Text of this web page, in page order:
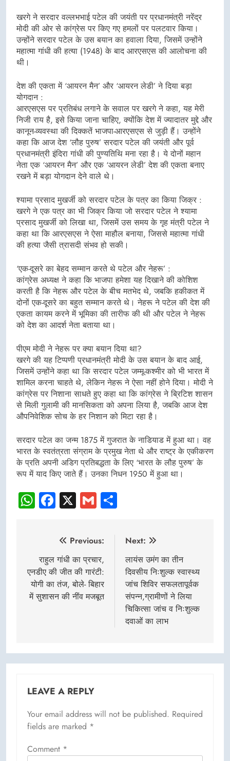
खरगे ने सरदार वल्लभभाई पटेल की जयंती पर प्रधानमंत्री नरेंद्र
मोदी की ओर से कांग्रेस पर किए गए हमलों पर पलटवार किया।
उन्होंने सरदार पटेल के उस बयान का हवाला दिया, जिसमें उन्होंने
महात्मा गांधी की हत्या (1948) के बाद आरएसएस की आलोचना की
थी।
देश की एकता में ‘आयरन मैन’ और ‘आयरन लेडी’ ने दिया बड़ा
योगदान :
आरएसएस पर प्रतिबंध लगाने के सवाल पर खरगे ने कहा, यह मेरी
निजी राय है, इसे किया जाना चाहिए, क्योंकि देश में ज्यादातर मुद्दे और
कानून-व्यवस्था की दिक्कतें भाजपा-आरएसएस से जुड़ी हैं। उन्होंने
कहा कि आज देश ‘लौह पुरुष’ सरदार पटेल की जयंती और पूर्व
प्रधानमंत्री इंदिरा गांधी की पुण्यतिथि मना रहा है। ये दोनों महान
नेता एक ‘आयरन मैन’ और एक ‘आयरन लेडी’ देश की एकता बनाए
रखने में बड़ा योगदान देने वाले थे।
श्यामा प्रसाद मुखर्जी को सरदार पटेल के पत्र का किया जिक्र :
खरगे ने एक पत्र का भी जिक्र किया जो सरदार पटेल ने श्यामा
प्रसाद मुखर्जी को लिखा था, जिसमें उस समय के गृह मंत्री पटेल ने
कहा था कि आरएसएस ने ऐसा माहौल बनाया, जिससे महात्मा गांधी
की हत्या जैसी त्रासदी संभव हो सकी।
‘एक-दूसरे का बेहद सम्मान करते थे पटेल और नेहरू’ :
कांग्रेस अध्यक्ष ने कहा कि भाजपा हमेशा यह दिखाने की कोशिश
करती है कि नेहरू और पटेल के बीच मतभेद थे, जबकि हकीकत में
दोनों एक-दूसरे का बहुत सम्मान करते थे। नेहरू ने पटेल की देश की
एकता कायम करने में भूमिका की तारीफ की थी और पटेल ने नेहरू
को देश का आदर्श नेता बताया था।
पीएम मोदी ने नेहरू पर क्या बयान दिया था?
खरगे की यह टिप्पणी प्रधानमंत्री मोदी के उस बयान के बाद आई,
जिसमें उन्होंने कहा था कि सरदार पटेल जम्मू-कश्मीर को भी भारत में
शामिल करना चाहते थे, लेकिन नेहरू ने ऐसा नहीं होने दिया। मोदी ने
कांग्रेस पर निशाना साधते हुए कहा था कि कांग्रेस ने ब्रिटिश शासन
से मिली गुलामी की मानसिकता को अपना लिया है, जबकि आज देश
औपनिवेशिक सोच के हर निशान को मिटा रहा है।
सरदार पटेल का जन्म 1875 में गुजरात के नाडियाड में हुआ था। वह
भारत के स्वतंत्रता संग्राम के प्रमुख नेता थे और राष्ट्र के एकीकरण
के प्रति अपनी अडिग प्रतिबद्धता के लिए ‘भारत के लौह पुरुष’ के
रूप में याद किए जाते हैं। उनका निधन 1950 में हुआ था।
WhatsApp
Facebook
X Gmail
navigation
Previous:
राहुल गांधी का प्रचार,
एनडीए की जीत की गारंटी:
योगी का तंज, बोले- बिहार
में सुशासन की नींव मजबूत
Next:
लायंस उमंग का तीन
दिवसीय निःशुल्क स्वास्थ्य
जांच शिविर सफलतापूर्वक
संपन्न,ग्रामीणों ने लिया
चिकित्सा जांच व निःशुल्क
दवाओं का लाभ
LEAVE A REPLY
Your email address will not be published. Required
fields are marked *
Comment *